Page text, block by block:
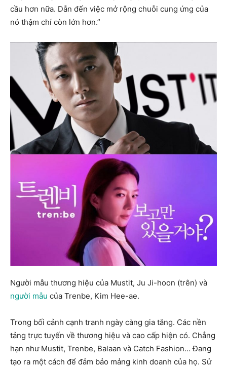
cầu hơn nữa. Dẫn đến việc mở rộng chuỗi cung ứng của
nó thậm chí còn lớn hơn.”
Người mẫu thương hiệu của Mustit, Ju Ji-hoon (trên) và
người mẫu của Trenbe, Kim Hee-ae.
Trong bối cảnh cạnh tranh ngày càng gia tăng. Các nền
tảng trực tuyến về thương hiệu và cao cấp hiện có. Chẳng
hạn như Mustit, Trenbe, Balaan và Catch Fashion… Đang
tạo ra một cách để đảm bảo mảng kinh doanh của họ. Sử